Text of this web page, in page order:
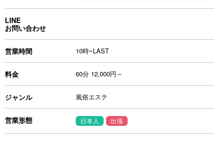
LINE
お問い合わせ
営業時間 10時~LAST
料金 60分 12,000円～
ジャンル 風俗エステ
営業形態 日本人 出張